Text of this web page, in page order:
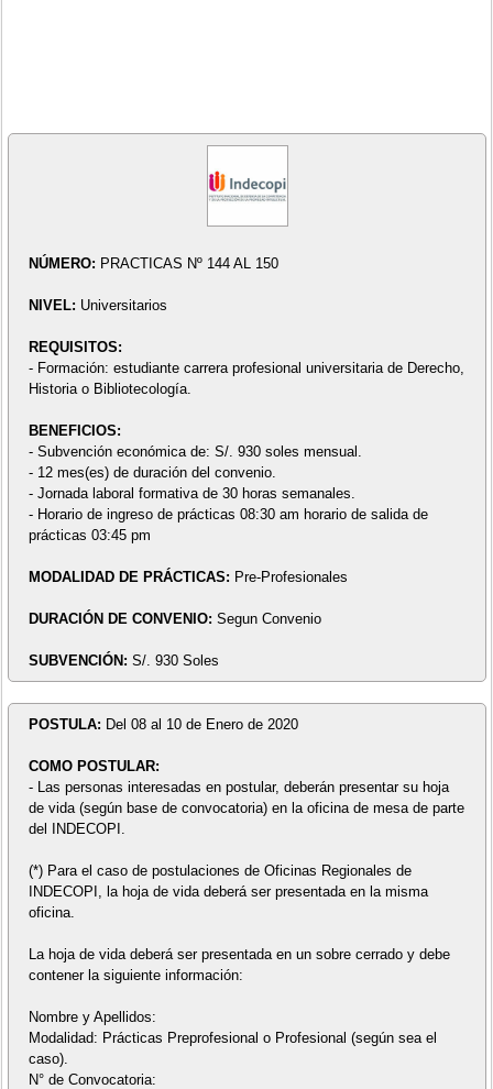
NÚMERO: PRACTICAS Nº 144 AL 150
NIVEL: Universitarios
REQUISITOS:
- Formación: estudiante carrera profesional universitaria de Derecho,
Historia o Bibliotecología.
BENEFICIOS:
- Subvención económica de: S/. 930 soles mensual.
- 12 mes(es) de duración del convenio.
- Jornada laboral formativa de 30 horas semanales.
- Horario de ingreso de prácticas 08:30 am horario de salida de
prácticas 03:45 pm
MODALIDAD DE PRÁCTICAS: Pre-Profesionales
DURACIÓN DE CONVENIO: Segun Convenio
SUBVENCIÓN: S/. 930 Soles
POSTULA: Del 08 al 10 de Enero de 2020
COMO POSTULAR:
- Las personas interesadas en postular, deberán presentar su hoja
de vida (según base de convocatoria) en la oficina de mesa de parte
del INDECOPI.
(*) Para el caso de postulaciones de Oficinas Regionales de
INDECOPI, la hoja de vida deberá ser presentada en la misma
oficina.
La hoja de vida deberá ser presentada en un sobre cerrado y debe
contener la siguiente información:
Nombre y Apellidos:
Modalidad: Prácticas Preprofesional o Profesional (según sea el
caso).
N° de Convocatoria: